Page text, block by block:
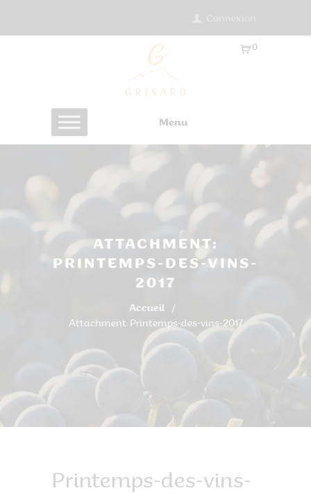
Menu
0
0
ATTACHMENT:
PRINTEMPS-DES-VINS-
2017
Accueil
Attachment: Printemps-des-vins-2017
Printemps-des-vins-